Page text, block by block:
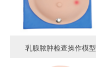
乳腺脓肿检查操作模型